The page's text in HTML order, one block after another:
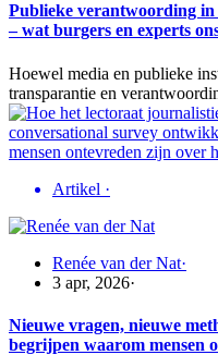
Publieke verantwoording in
– wat burgers en experts
Hoewel media en publieke
transparantie en
Artikel ·
Renée van der Nat·
3 apr, 2026·
Nieuwe vragen, nieuwe
begrijpen waarom mensen